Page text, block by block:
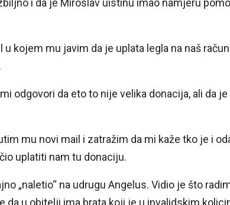
i da je Miroslav uistinu imao namjeru
u kojem mu javim da je uplata legla na naš
odgovori da eto to nije velika donacija, ali da
mu novi mail i zatražim da mi kaže tko je i
uplatiti nam tu donaciju.
„naletio“ na udrugu Angelus. Vidio je što
da u obitelji ima brata koji je u invalidskim